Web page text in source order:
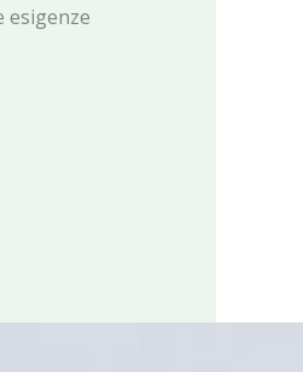
esigenze